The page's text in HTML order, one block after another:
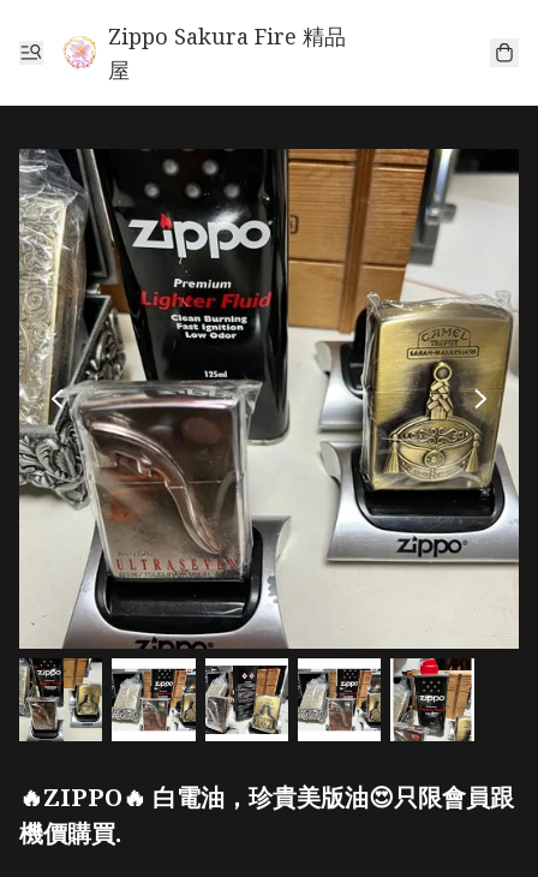
Zippo Sakura Fire 精品
屋
🔥ZIPPO🔥 白電油，珍貴美版油😍只限會員跟
機價購買.